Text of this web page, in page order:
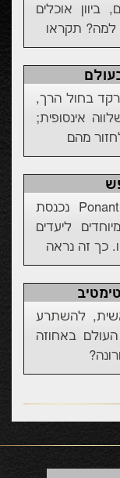
ביוון אוכלים
למה? תקראו
בחול הרך,
אינסופית;
מהם
חברת הפלגות הנופש היוקרתית Ponant נכנסת
ליעדים
כך זה נראה
להשתרע
באחוזה